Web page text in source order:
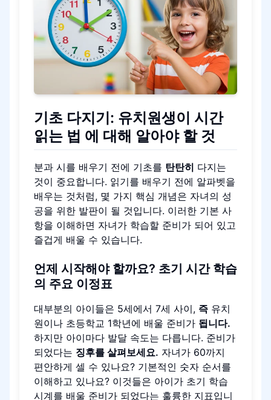
기초 다지기: 유치원생이 시간
읽는 법 에 대해 알아야 할 것
분과 시를 배우기 전에 기초를 탄탄히 다지는
것이 중요합니다. 읽기를 배우기 전에 알파벳을
배우는 것처럼, 몇 가지 핵심 개념은 자녀의 성
공을 위한 발판이 될 것입니다. 이러한 기본 사
항을 이해하면 자녀가 학습할 준비가 되어 있고
즐겁게 배울 수 있습니다.
언제 시작해야 할까요? 초기 시간 학습
의 주요 이정표
대부분의 아이들은 5세에서 7세 사이, 즉 유치
원이나 초등학교 1학년에 배울 준비가 됩니다.
하지만 아이마다 발달 속도는 다릅니다. 준비가
되었다는 징후를 살펴보세요. 자녀가 60까지
편안하게 셀 수 있나요? 기본적인 숫자 순서를
이해하고 있나요? 이것들은 아이가 초기 학습
시계를 배울 준비가 되었다는 훌륭한 지표입니